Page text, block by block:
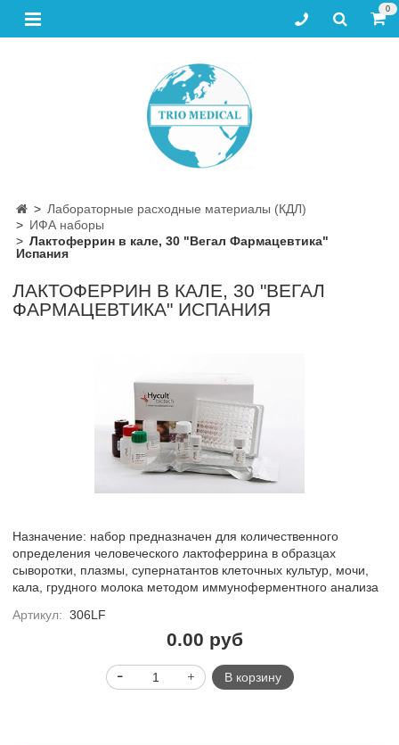
0
Лабораторные расходные материалы (КДЛ)
ИФА наборы
Лактоферрин в кале, 30 "Вегал Фармацевтика"
Испания
ЛАКТОФЕРРИН В КАЛЕ, 30 "ВЕГАЛ
ФАРМАЦЕВТИКА" ИСПАНИЯ
Назначение: набор предназначен для количественного
определения человеческого лактоферрина в образцах
сыворотки, плазмы, супернатантов клеточных культур, мочи,
кала, грудного молока методом иммуноферментного анализа
Артикул: 306LF
0.00 руб
В корзину